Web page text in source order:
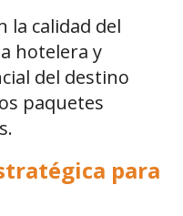
la calidad del
hotelera y
del destino
paquetes
para